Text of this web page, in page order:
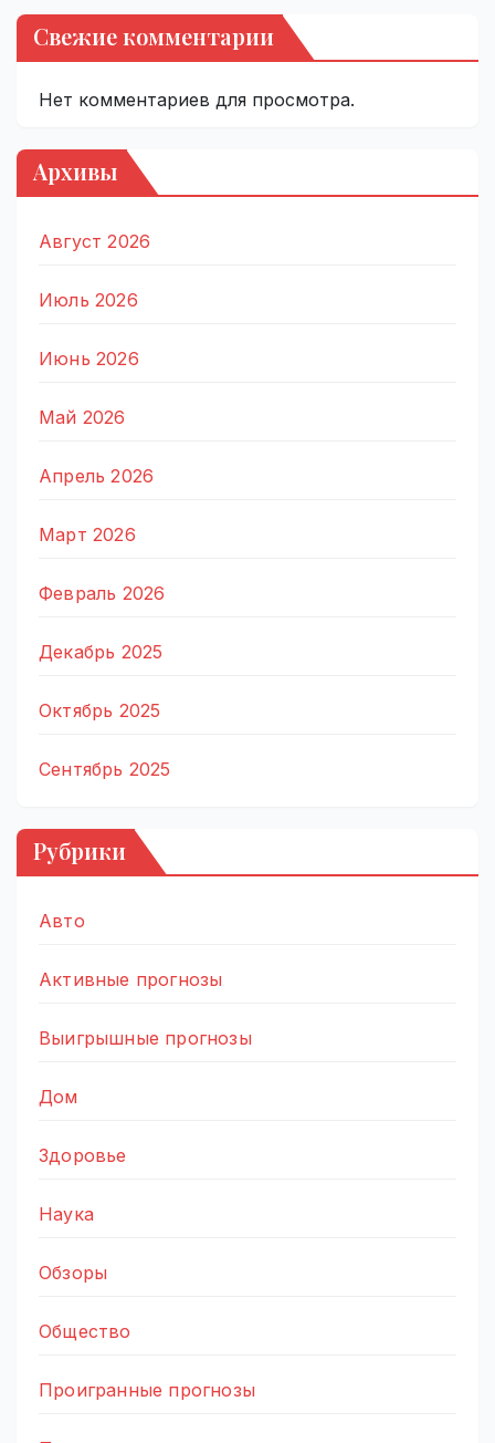
Свежие комментарии
Нет комментариев для просмотра.
Архивы
Август 2026
Июль 2026
Июнь 2026
Май 2026
Апрель 2026
Март 2026
Февраль 2026
Декабрь 2025
Октябрь 2025
Сентябрь 2025
Рубрики
Авто
Активные прогнозы
Выигрышные прогнозы
Дом
Здоровье
Наука
Обзоры
Общество
Проигранные прогнозы